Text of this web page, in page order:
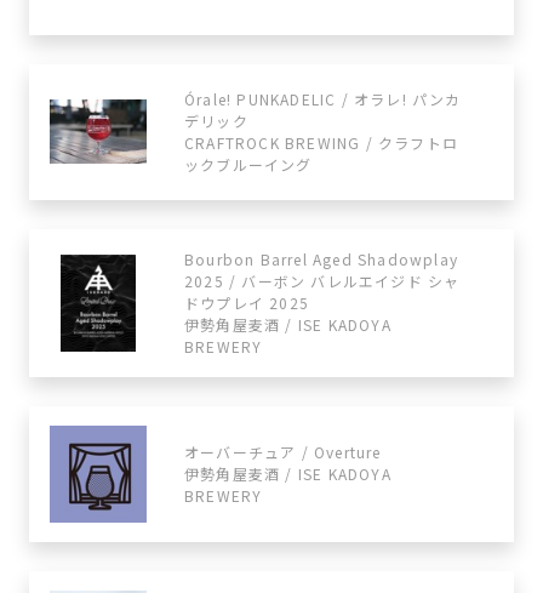
Órale! PUNKADELIC / オラレ! パンカ
デリック
CRAFTROCK BREWING / クラフトロ
ックブルーイング
Bourbon Barrel Aged Shadowplay
2025 / バーボン バレルエイジド シャ
ドウプレイ 2025
伊勢角屋麦酒 / ISE KADOYA
BREWERY
オーバーチュア / Overture
伊勢角屋麦酒 / ISE KADOYA
BREWERY